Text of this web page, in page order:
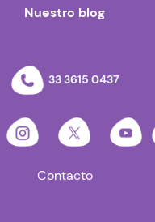
Nuestro blog
33 3615 0437
Contacto